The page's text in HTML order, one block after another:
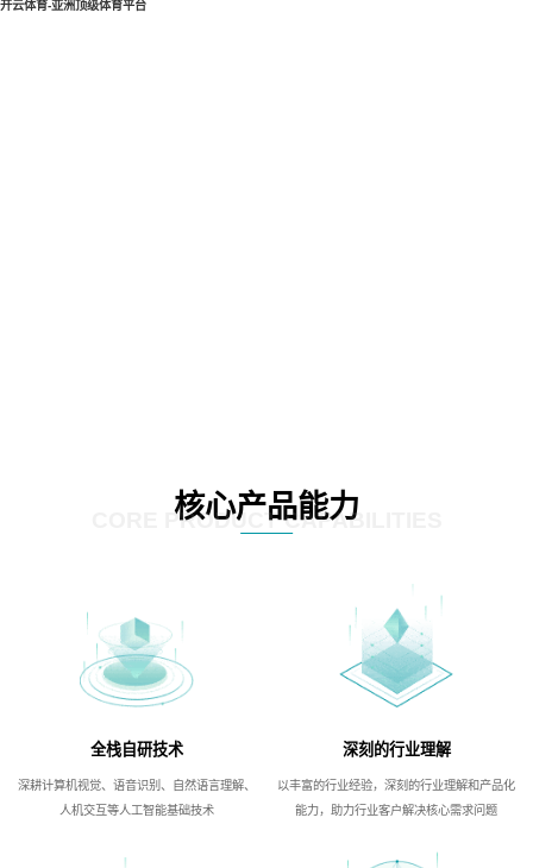
开云体育-亚洲顶级体育平台
核心产品能力
CORE PRODUCT CAPABILITIES
全栈自研技术
深耕计算机视觉、语音识别、自然语言理解、
人机交互等人工智能基础技术
深刻的行业理解
以丰富的行业经验，深刻的行业理解和产品化
能力，助力行业客户解决核心需求问题